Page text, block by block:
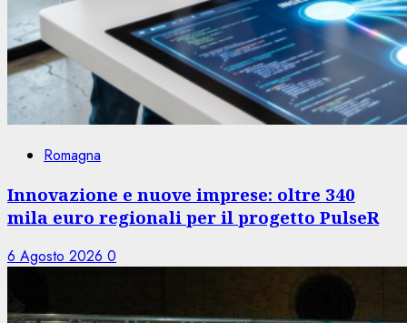
Romagna
Innovazione e nuove imprese: oltre 340
mila euro regionali per il progetto PulseR
6 Agosto 2026 0